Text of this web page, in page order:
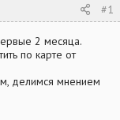
#1
2 месяца.
по карте от
делимся мнением